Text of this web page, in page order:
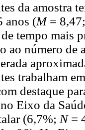
da amostra
anos (M =
tempo mais
ao número
trabalham
destaque
Eixo da
(6,7%; N =